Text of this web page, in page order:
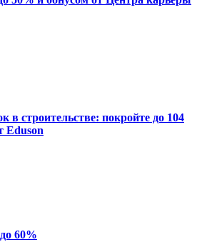
строительстве: покройте до 104
Eduson
60%